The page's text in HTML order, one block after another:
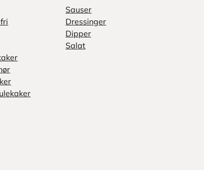
Sauser
Dressinger
Dipper
Salat